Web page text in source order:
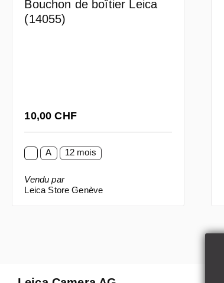
Bouchon de boîtier Leica
(14055)
Prix régulier :
10,00 CHF
A 12 mois
Vendu par
Leica Store Genève